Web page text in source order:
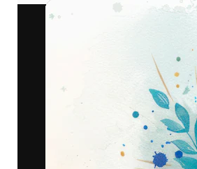
Видео
Видеоролик
Креативная
ваших лучших
подписчиков среди
предприятий,
Pусский